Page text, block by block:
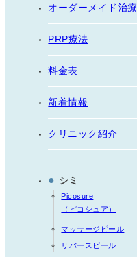
オーダーメイド治療
PRP療法
料金表
新着情報
クリニック紹介
● シミ
Picosure
（ピコシュア）
マッサージピール
リバースピール